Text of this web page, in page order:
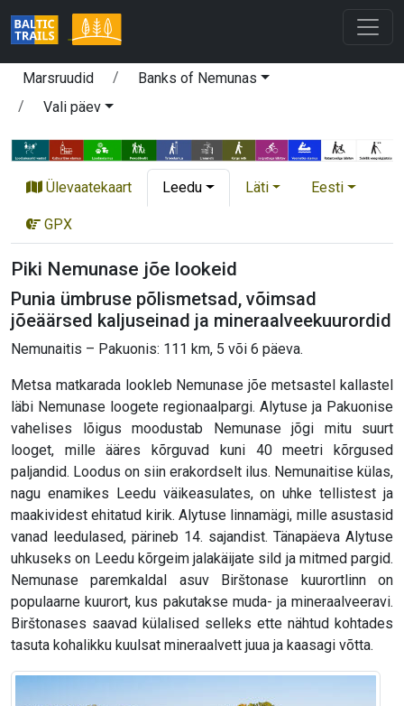
Marsruudid
Banks of Nemunas
Vali päev
Ülevaatekaart Leedu Läti Eesti
GPX
Piki Nemunase jõe lookeid
Punia ümbruse põlismetsad, võimsad
jõeäärsed kaljuseinad ja mineraalveekuurordid
Nemunaitis – Pakuonis: 111 km, 5 või 6 päeva.
Metsa matkarada lookleb Nemunase jõe metsastel kallastel
läbi Nemunase loogete regionaalpargi. Alytuse ja Pakuonise
vahelises lõigus moodustab Nemunase jõgi mitu suurt
looget, mille ääres kõrguvad kuni 40 meetri kõrgused
paljandid. Loodus on siin erakordselt ilus. Nemunaitise külas,
nagu enamikes Leedu väikeasulates, on uhke tellistest ja
maakividest ehitatud kirik. Alytuse linnamägi, mille asustasid
vanad leedulased, pärineb 14. sajandist. Tänapäeva Alytuse
uhkuseks on Leedu kõrgeim jalakäijate sild ja mitmed pargid.
Nemunase paremkaldal asuv Birštonase kuurortlinn on
populaarne kuurort, kus pakutakse muda- ja mineraalveeravi.
Birštonases saavad külalised selleks ette nähtud kohtades
tasuta kohalikku kuulsat mineraalvett juua ja kaasagi võtta.